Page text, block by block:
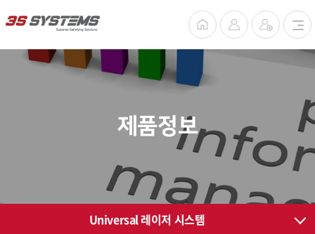
제품정보
Universal 레이저 시스템